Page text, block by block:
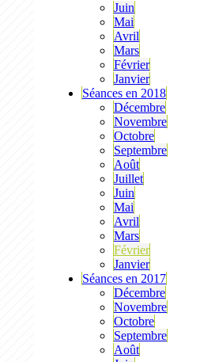
Juin
Mai
Avril
Mars
Février
Janvier
Séances en 2018
Décembre
Novembre
Octobre
Septembre
Août
Juillet
Juin
Mai
Avril
Mars
Février
Janvier
Séances en 2017
Décembre
Novembre
Octobre
Septembre
Août